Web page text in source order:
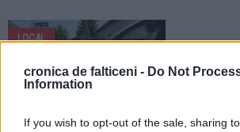
cronica de falticeni - Do Not
Information
If you wish to opt-out of the sale, sharing
LOCAL